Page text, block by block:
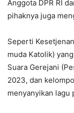
Anggota DPR RI
pihaknya juga
Seperti
muda Katolik)
Suara Gerejani
2023, dan
menyanyikan lagu